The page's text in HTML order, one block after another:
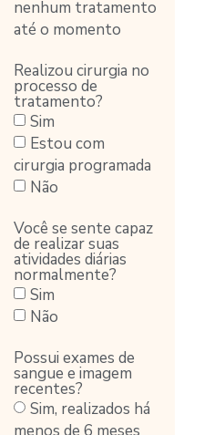
nenhum tratamento
até o momento
Realizou cirurgia no
processo de
tratamento?
Sim
Estou com
cirurgia programada
Não
Você se sente capaz
de realizar suas
atividades diárias
normalmente?
Sim
Não
Possui exames de
sangue e imagem
recentes?
Sim, realizados há